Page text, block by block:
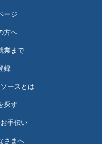
ージ
方へ
業まで
録
ースとは
探す
手伝い
さまへ